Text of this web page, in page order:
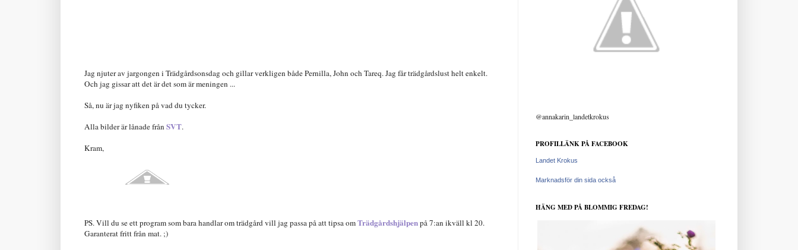
Jag njuter av jargongen i Trädgårdsonsdag och gillar verkligen både Pernilla, John och Tareq. Jag får trädgårdslust helt enkelt.
Och jag gissar att det är det som är meningen ...
Så, nu är jag nyfiken på vad du tycker.
Alla bilder är lånade från SVT.
Kram,
PS. Vill du se ett program som bara handlar om trädgård vill jag passa på att tipsa omTrädgårdshjälpenpå 7:an ikväll kl 20.
Garanterat fritt från mat. ;)
@annakarin_landetkrokus
PROFILLÄNK PÅ FACEBOOK
Landet Krokus
Marknadsför din sida också
HÄNG MED PÅ BLOMMIG FREDAG!